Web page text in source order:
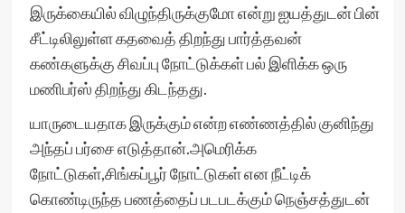
இருக்கையில் விழுந்திருக்குமோ என்று ஐயத்துடன் பின்
சீட்டிலிலுள்ள கதவைத் திறந்து பார்த்தவன்
கண்களுக்கு சிவப்பு நோட்டுக்கள் பல் இளிக்க ஒரு
மணிபர்ஸ் திறந்து கிடந்தது.
யாருடையதாக இருக்கும் என்ற எண்ணத்தில் குனிந்து
அந்தப் பர்சை எடுத்தான்.அமெரிக்க
நோட்டுகள்,சிங்கப்பூர் நோட்டுகள் என நீட்டிக்
கொண்டிருந்த பணத்தைப் படபடக்கும் நெஞ்சத்துடன்